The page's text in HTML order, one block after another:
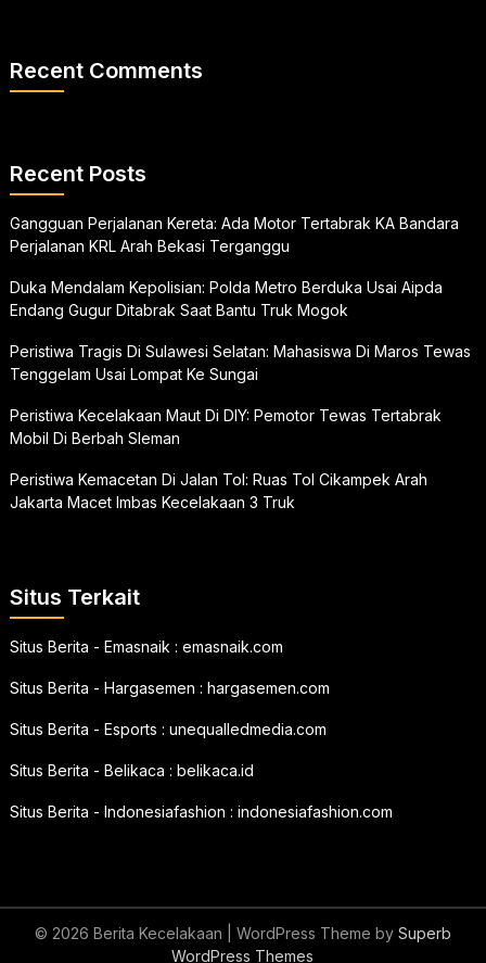
Recent Comments
Recent Posts
Gangguan Perjalanan Kereta: Ada Motor Tertabrak KA Bandara
Perjalanan KRL Arah Bekasi Terganggu
Duka Mendalam Kepolisian: Polda Metro Berduka Usai Aipda
Endang Gugur Ditabrak Saat Bantu Truk Mogok
Peristiwa Tragis Di Sulawesi Selatan: Mahasiswa Di Maros Tewas
Tenggelam Usai Lompat Ke Sungai
Peristiwa Kecelakaan Maut Di DIY: Pemotor Tewas Tertabrak
Mobil Di Berbah Sleman
Peristiwa Kemacetan Di Jalan Tol: Ruas Tol Cikampek Arah
Jakarta Macet Imbas Kecelakaan 3 Truk
Situs Terkait
Situs Berita - Emasnaik : emasnaik.com
Situs Berita - Hargasemen : hargasemen.com
Situs Berita - Esports : unequalledmedia.com
Situs Berita - Belikaca : belikaca.id
Situs Berita - Indonesiafashion : indonesiafashion.com
© 2026 Berita Kecelakaan | WordPress Theme by Superb
WordPress Themes